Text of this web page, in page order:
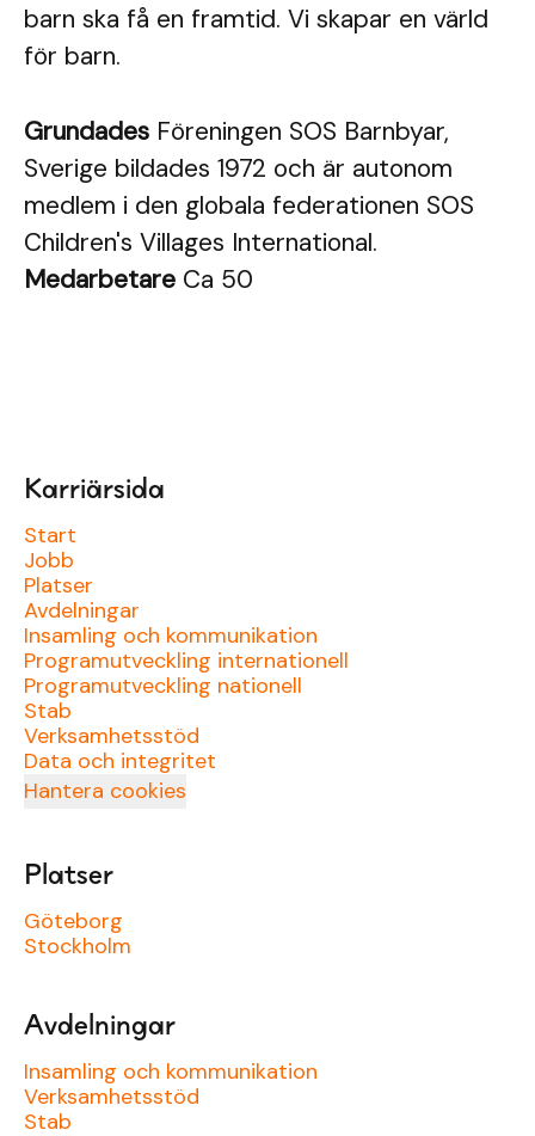
barn ska få en framtid. Vi skapar en värld
för barn.
Grundades Föreningen SOS Barnbyar,
Sverige bildades 1972 och är autonom
medlem i den globala federationen SOS
Children's Villages International.
Medarbetare Ca 50
Karriärsida
Start
Jobb
Platser
Avdelningar
Insamling och kommunikation
Programutveckling internationell
Programutveckling nationell
Stab
Verksamhetsstöd
Data och integritet
Hantera cookies
Platser
Göteborg
Stockholm
Avdelningar
Insamling och kommunikation
Verksamhetsstöd
Stab